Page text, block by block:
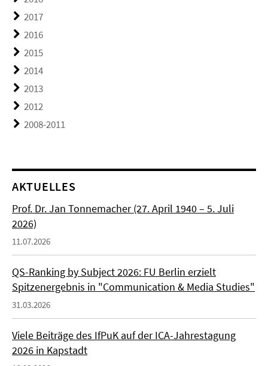
2017
2016
2015
2014
2013
2012
2008-2011
AKTUELLES
Prof. Dr. Jan Tonnemacher (27. April 1940 – 5. Juli
2026)
11.07.2026
QS-Ranking by Subject 2026: FU Berlin erzielt
Spitzenergebnis in "Communication & Media Studies"
31.03.2026
Viele Beiträge des IfPuK auf der ICA-Jahrestagung
2026 in Kapstadt